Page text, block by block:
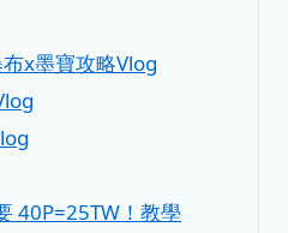
x墨寶攻略Vlog
40P=25TW！教學